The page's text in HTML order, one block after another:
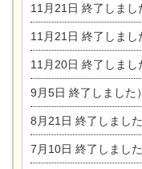
11月21日 終了しました）11/
11月21日 終了しました）
11月20日 終了しました）11/
9月5日 終了しました
8月21日 終了しました）8/21・
7月10日 終了しました）7/10･11☆